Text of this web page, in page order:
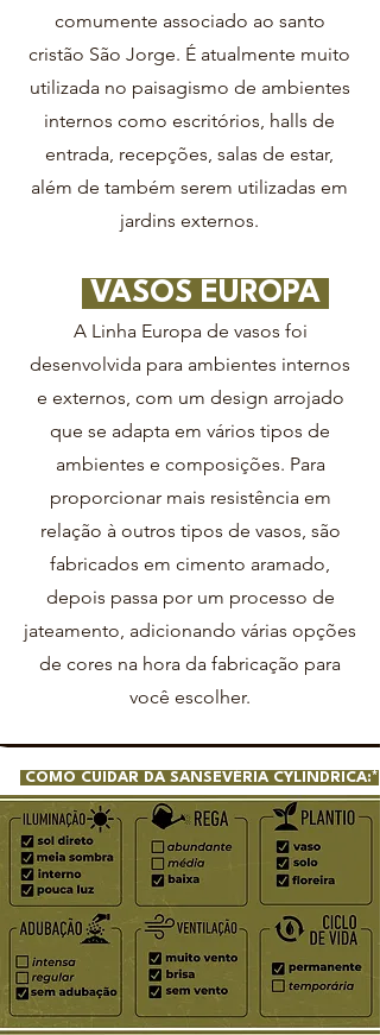
comumente associado ao santo
cristão São Jorge. É atualmente muito
utilizada no paisagismo de ambientes
internos como escritórios, halls de
entrada, recepções, salas de estar,
além de também serem utilizadas em
jardins externos.
VASOS EUROPA
A Linha Europa de vasos foi
desenvolvida para ambientes internos
e externos, com um design arrojado
que se adapta em vários tipos de
ambientes e composições. Para
proporcionar mais resistência em
relação à outros tipos de vasos, são
fabricados em cimento aramado,
depois passa por um processo de
jateamento, adicionando várias opções
de cores na hora da fabricação para
você escolher.
COMO CUIDAR DA SANSEVÉRIA CYLINDRICA:*